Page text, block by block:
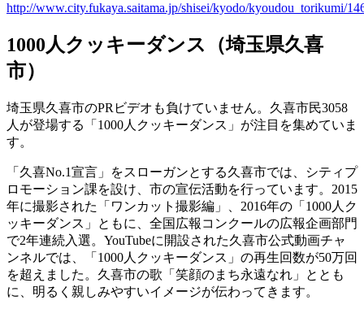
http://www.city.fukaya.saitama.jp/shisei/kyodo/kyoudou_torikumi/
1000人クッキーダンス（埼玉県久喜
市）
埼玉県久喜市のPRビデオも負けていません。久喜市民3058
人が登場する「1000人クッキーダンス」が注目を集めていま
す。
「久喜No.1宣言」をスローガンとする久喜市では、シティプ
ロモーション課を設け、市の宣伝活動を行っています。2015
年に撮影された「ワンカット撮影編」、2016年の「1000人ク
ッキーダンス」ともに、全国広報コンクールの広報企画部門
で2年連続入選。YouTubeに開設された久喜市公式動画チャ
ンネルでは、「1000人クッキーダンス」の再生回数が50万回
を超えました。久喜市の歌「笑顔のまち永遠なれ」ととも
に、明るく親しみやすいイメージが伝わってきます。